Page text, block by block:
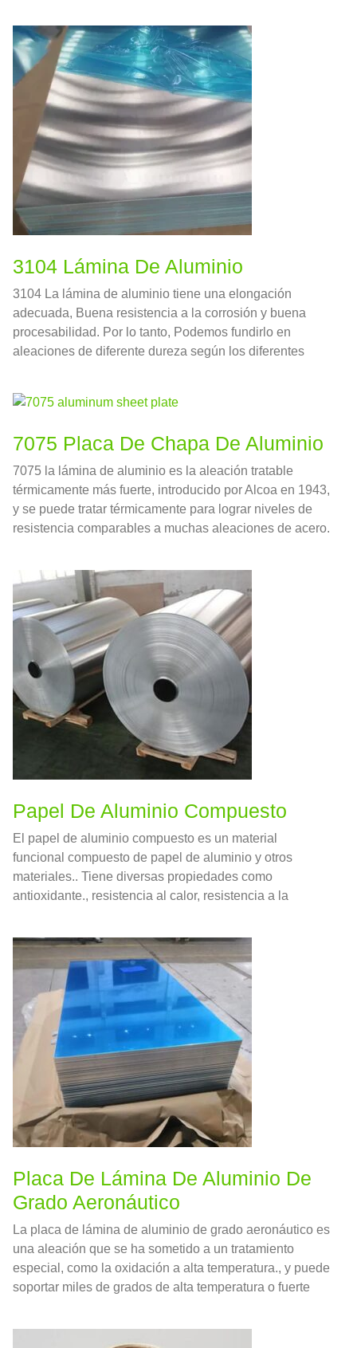
3104 Lámina De Aluminio
3104 La lámina de aluminio tiene una elongación
adecuada, Buena resistencia a la corrosión y buena
procesabilidad. Por lo tanto, Podemos fundirlo en
aleaciones de diferente dureza según los diferentes
7075 Placa De Chapa De Aluminio
7075 la lámina de aluminio es la aleación tratable
térmicamente más fuerte, introducido por Alcoa en 1943,
y se puede tratar térmicamente para lograr niveles de
resistencia comparables a muchas aleaciones de acero.
Papel De Aluminio Compuesto
El papel de aluminio compuesto es un material
funcional compuesto de papel de aluminio y otros
materiales.. Tiene diversas propiedades como
antioxidante., resistencia al calor, resistencia a la
Placa De Lámina De Aluminio De
Grado Aeronáutico
La placa de lámina de aluminio de grado aeronáutico es
una aleación que se ha sometido a un tratamiento
especial, como la oxidación a alta temperatura., y puede
soportar miles de grados de alta temperatura o fuerte